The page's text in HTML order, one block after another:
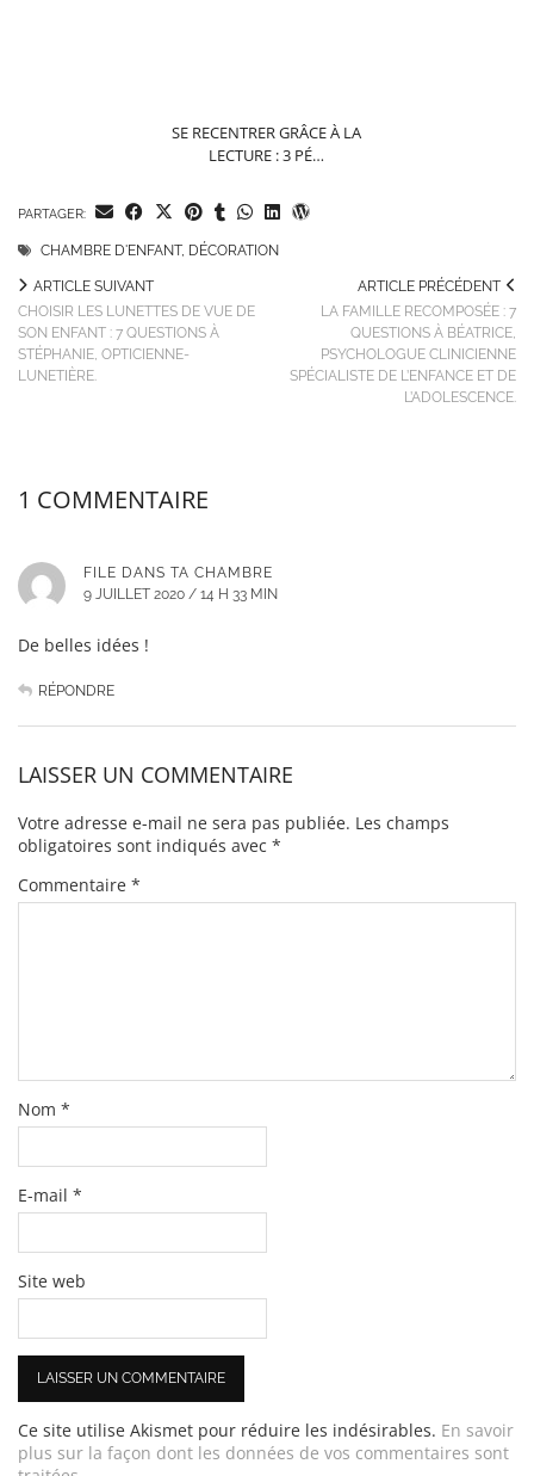
SE RECENTRER GRÂCE À LA
LECTURE : 3 PÉ…
PARTAGER:
CHAMBRE D'ENFANT, DÉCORATION
ARTICLE PRÉCÉDENT
LA FAMILLE RECOMPOSÉE : 7
QUESTIONS À BÉATRICE,
PSYCHOLOGUE CLINICIENNE
SPÉCIALISTE DE L’ENFANCE ET DE
L’ADOLESCENCE.
ARTICLE SUIVANT
CHOISIR LES LUNETTES DE VUE DE
SON ENFANT : 7 QUESTIONS À
STÉPHANIE, OPTICIENNE-
LUNETIÈRE.
1 COMMENTAIRE
FILE DANS TA CHAMBRE
9 JUILLET 2020 / 14 H 33 MIN
De belles idées !
RÉPONDRE
LAISSER UN COMMENTAIRE
Votre adresse e-mail ne sera pas publiée. Les champs
obligatoires sont indiqués avec *
Commentaire *
Nom *
E-mail *
Site web
Ce site utilise Akismet pour réduire les indésirables. En savoir
plus sur la façon dont les données de vos commentaires sont